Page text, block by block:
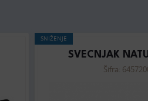
SNIŽENJE
SVECNJAK
Šifra: